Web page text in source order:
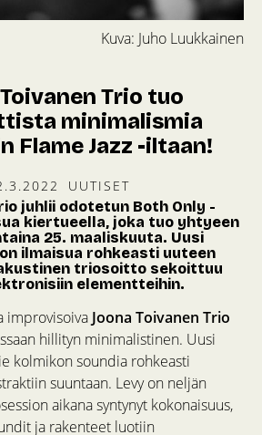
Kuva: Juho Luukkainen
Trio tuo
minimalismia
Flame Jazz -iltaan!
UUTISET
juhlii odotetun Both Only -
kiertueella, joka tuo yhtyeen
25. maaliskuuta. Uusi
ilmaisua rohkeasti uuteen
triosoitto sekoittuu
elementteihin.
improvisoiva Joona Toivanen Trio
hillityn minimalistinen. Uusi
kolmikon soundia rohkeasti
suuntaan. Levy on neljän
aikana syntynyt kokonaisuus,
ja rakenteet luotiin